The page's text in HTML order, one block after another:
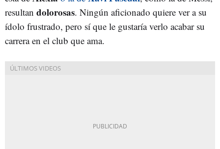
resultan dolorosas. Ningún aficionado quiere ver a su
ídolo frustrado, pero sí que le gustaría verlo acabar su
carrera en el club que ama.